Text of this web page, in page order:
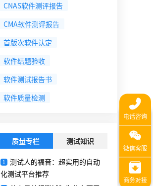
CNAS软件测评报告
CMA软件测评报告
首版次软件认定
软件结题验收
软件测试报告书
软件质量检测
质量专栏 测试知识
1
测试人的福音：超实用的自动
化测试平台推荐